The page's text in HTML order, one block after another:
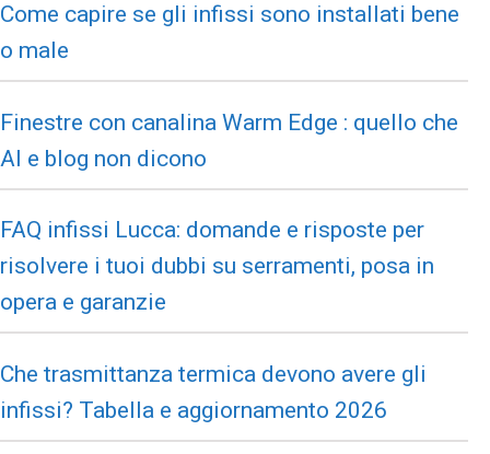
Come capire se gli infissi sono installati bene
o male
Finestre con canalina Warm Edge : quello che
AI e blog non dicono
FAQ infissi Lucca: domande e risposte per
risolvere i tuoi dubbi su serramenti, posa in
opera e garanzie
Che trasmittanza termica devono avere gli
infissi? Tabella e aggiornamento 2026